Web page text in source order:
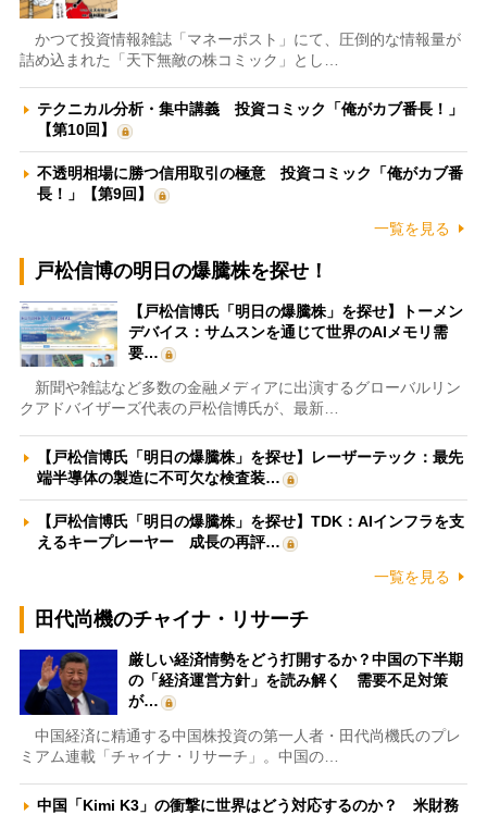
かつて投資情報雑誌「マネーポスト」にて、圧倒的な情報量が
詰め込まれた「天下無敵の株コミック」とし…
テクニカル分析・集中講義 投資コミック「俺がカブ番長！」
【第10回】
不透明相場に勝つ信用取引の極意 投資コミック「俺がカブ番
長！」【第9回】
一覧を見る
戸松信博の明日の爆騰株を探せ！
【戸松信博氏「明日の爆騰株」を探せ】トーメン
デバイス：サムスンを通じて世界のAIメモリ需
要…
新聞や雑誌など多数の金融メディアに出演するグローバルリン
クアドバイザーズ代表の戸松信博氏が、最新…
【戸松信博氏「明日の爆騰株」を探せ】レーザーテック：最先
端半導体の製造に不可欠な検査装…
【戸松信博氏「明日の爆騰株」を探せ】TDK：AIインフラを支
えるキープレーヤー 成長の再評…
一覧を見る
田代尚機のチャイナ・リサーチ
厳しい経済情勢をどう打開するか？中国の下半期
の「経済運営方針」を読み解く 需要不足対策
が…
中国経済に精通する中国株投資の第一人者・田代尚機氏のプレ
ミアム連載「チャイナ・リサーチ」。中国の…
中国「Kimi K3」の衝撃に世界はどう対応するのか？ 米財務